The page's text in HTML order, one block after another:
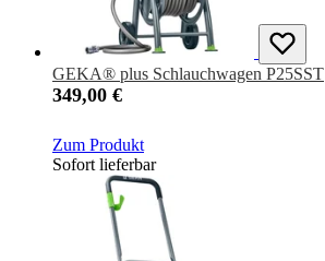
GEKA® plus Schlauchwagen P25SST
349,00 €
Zum Produkt
Sofort lieferbar